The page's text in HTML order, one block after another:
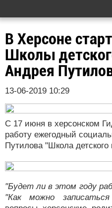
В Херсоне
Школы
Андрея
13-06-2019 10:29
С 17 июня в херсонском
работу ежегодный
Путилова "Школа детского
"Будет ли в этом году
"Как можно